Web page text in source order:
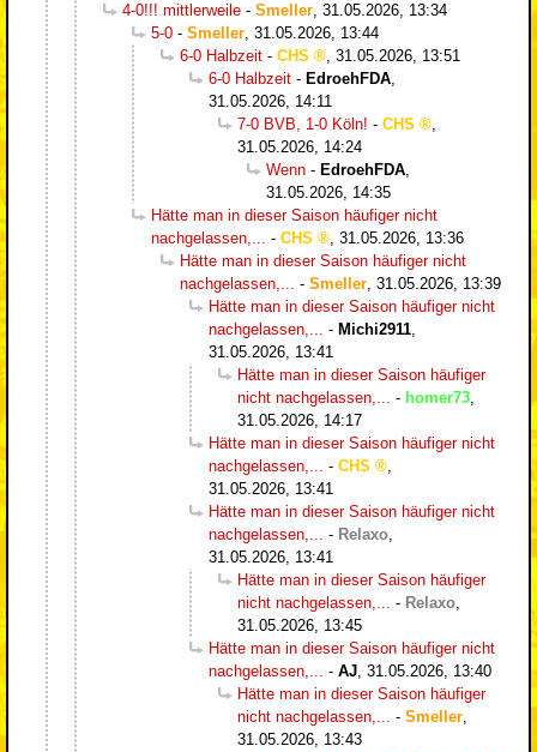
4-0!!! mittlerweile - Smeller, 31.05.2026, 13:34
5-0 - Smeller, 31.05.2026, 13:44
6-0 Halbzeit - CHS , 31.05.2026, 13:51
6-0 Halbzeit - EdroehFDA,
31.05.2026, 14:11
7-0 BVB, 1-0 Köln! - CHS
,
31.05.2026, 14:24
Wenn - EdroehFDA,
31.05.2026, 14:35
Hätte man in dieser Saison häufiger nicht
nachgelassen,... - CHS , 31.05.2026, 13:36
Hätte man in dieser Saison häufiger nicht
nachgelassen,... - Smeller, 31.05.2026, 13:39
Hätte man in dieser Saison häufiger nicht
nachgelassen,... - Michi2911,
31.05.2026, 13:41
Hätte man in dieser Saison häufiger
nicht nachgelassen,... - homer73,
31.05.2026, 14:17
Hätte man in dieser Saison häufiger nicht
nachgelassen,... - CHS
,
31.05.2026, 13:41
Hätte man in dieser Saison häufiger nicht
nachgelassen,... - Relaxo,
31.05.2026, 13:41
Hätte man in dieser Saison häufiger
nicht nachgelassen,... - Relaxo,
31.05.2026, 13:45
Hätte man in dieser Saison häufiger nicht
nachgelassen,... - AJ, 31.05.2026, 13:40
Hätte man in dieser Saison häufiger
nicht nachgelassen,... - Smeller,
31.05.2026, 13:43